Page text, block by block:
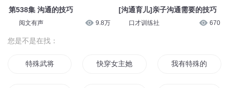
第538集 沟通的技巧
阅文有声 9.8万
[沟通育儿]亲子沟通需要的技巧
口才训练社 670
您是不是在找：
特殊武将 快穿女主她有特殊的报国技巧我有特殊的跑路